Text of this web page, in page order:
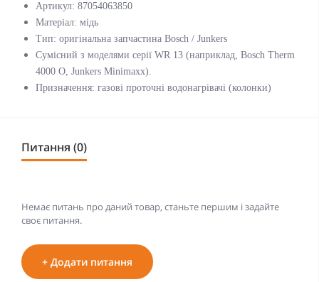
Артикул: 87054063850
Матеріал: мідь
Тип: оригінальна запчастина Bosch / Junkers
Сумісний з моделями серії WR 13 (наприклад, Bosch Therm
4000 O, Junkers Minimaxx).
Призначення: газові проточні водонагрівачі (колонки)
Питання (0)
Немає питань про даний товар, станьте першим і задайте
своє питання.
+ Додати питання